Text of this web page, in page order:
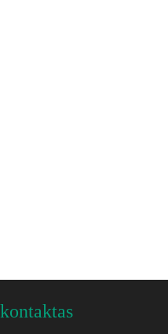
kontaktas